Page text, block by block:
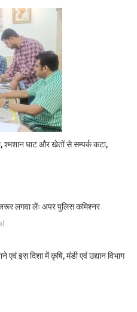
घाट और खेतों से सम्पर्क कटा,
लगवा लेंः अपर पुलिस कमिश्नर
इस दिशा में कृषि, मंडी एवं उद्यान विभाग